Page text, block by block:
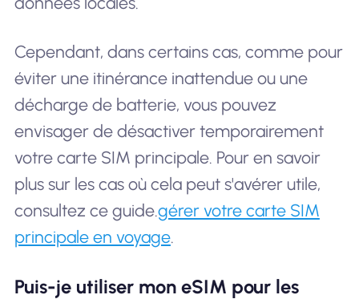
Cependant, dans certains cas, comme pour
éviter une itinérance inattendue ou une
décharge de batterie, vous pouvez
envisager de désactiver temporairement
votre carte SIM principale. Pour en savoir
plus sur les cas où cela peut s'avérer utile,
consultez ce guide.gérer votre carte SIM
principale en voyage.
Puis-je utiliser mon eSIM pour les